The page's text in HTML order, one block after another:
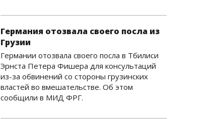
Германия отозвала своего посла из
Грузии
Германии отозвала своего посла в Тбилиси
Эрнста Петера Фишера для консультаций
из-за обвинений со стороны грузинских
властей во вмешательстве. Об этом
сообщили в МИД ФРГ.